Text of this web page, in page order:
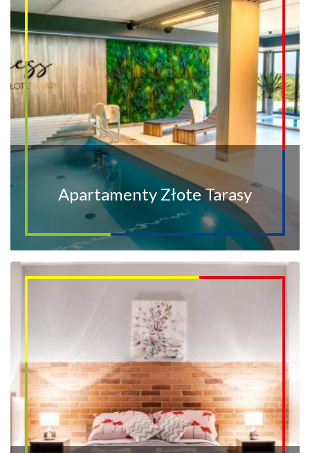
Apartamenty Złote Tarasy